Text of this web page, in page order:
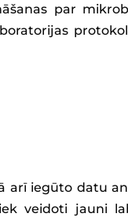
par
iegūto datu
veidoti jauni